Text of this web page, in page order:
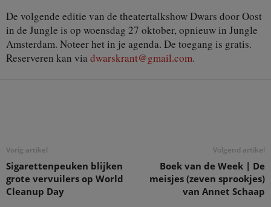
De volgende editie van de theatertalkshow Dwars door Oost
in de Jungle is op woensdag 27 oktober, opnieuw in Jungle
Amsterdam. Noteer het in je agenda. De toegang is gratis.
Reserveren kan via dwarskrant@gmail.com.
Vorig artikel
Sigarettenpeuken blijken
grote vervuilers op World
Cleanup Day
Volgend artikel
Boek van de Week | De
meisjes (zeven sprookjes)
van Annet Schaap